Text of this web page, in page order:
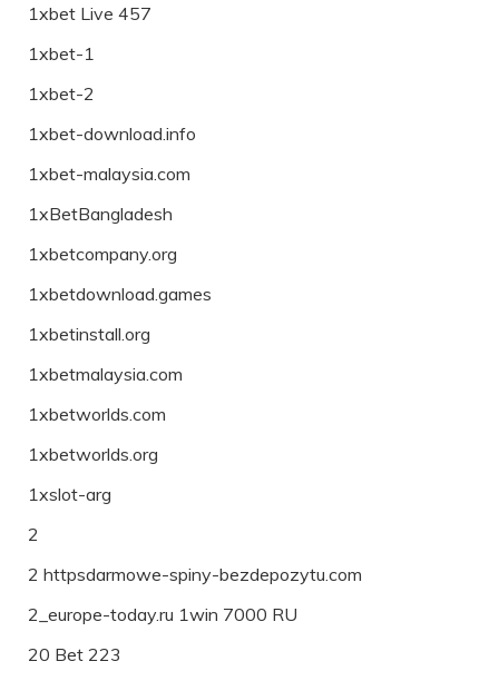
1xbet Live 457
1xbet-1
1xbet-2
1xbet-download.info
1xbet-malaysia.com
1xBetBangladesh
1xbetcompany.org
1xbetdownload.games
1xbetinstall.org
1xbetmalaysia.com
1xbetworlds.com
1xbetworlds.org
1xslot-arg
2
2 httpsdarmowe-spiny-bezdepozytu.com
2_europe-today.ru 1win 7000 RU
20 Bet 223